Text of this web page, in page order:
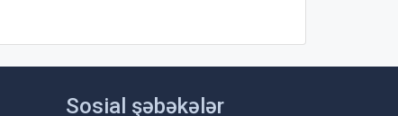
Sosial şəbəkələr